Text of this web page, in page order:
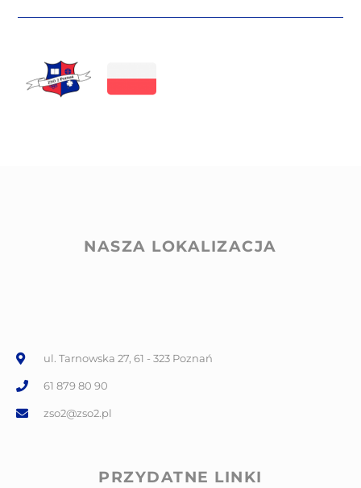
NASZA LOKALIZACJA
ul. Tarnowska 27, 61 - 323 Poznań
61 879 80 90
zso2@zso2.pl
PRZYDATNE LINKI